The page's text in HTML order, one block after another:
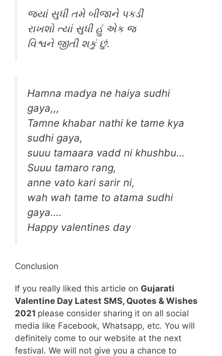
જ્યાં સુધી તમે બીજાને પકડી
રાખશો ત્યાં સુધી હું એક જ
વિશ્વને જીતી શકું છું.
Hamna madya ne haiya sudhi
gaya,,,
Tamne khabar nathi ke tame kya
sudhi gaya,
suuu tamaara vadd ni khushbu…
Suuu tamaro rang,
anne vato kari sarir ni,
wah wah tame to atama sudhi
gaya….
Happy valentines day
Conclusion
If you really liked this article on Gujarati
Valentine Day Latest SMS, Quotes & Wishes
2021 please consider sharing it on all social
media like Facebook, Whatsapp, etc. You will
definitely come to our website at the next
festival. We will not give you a chance to